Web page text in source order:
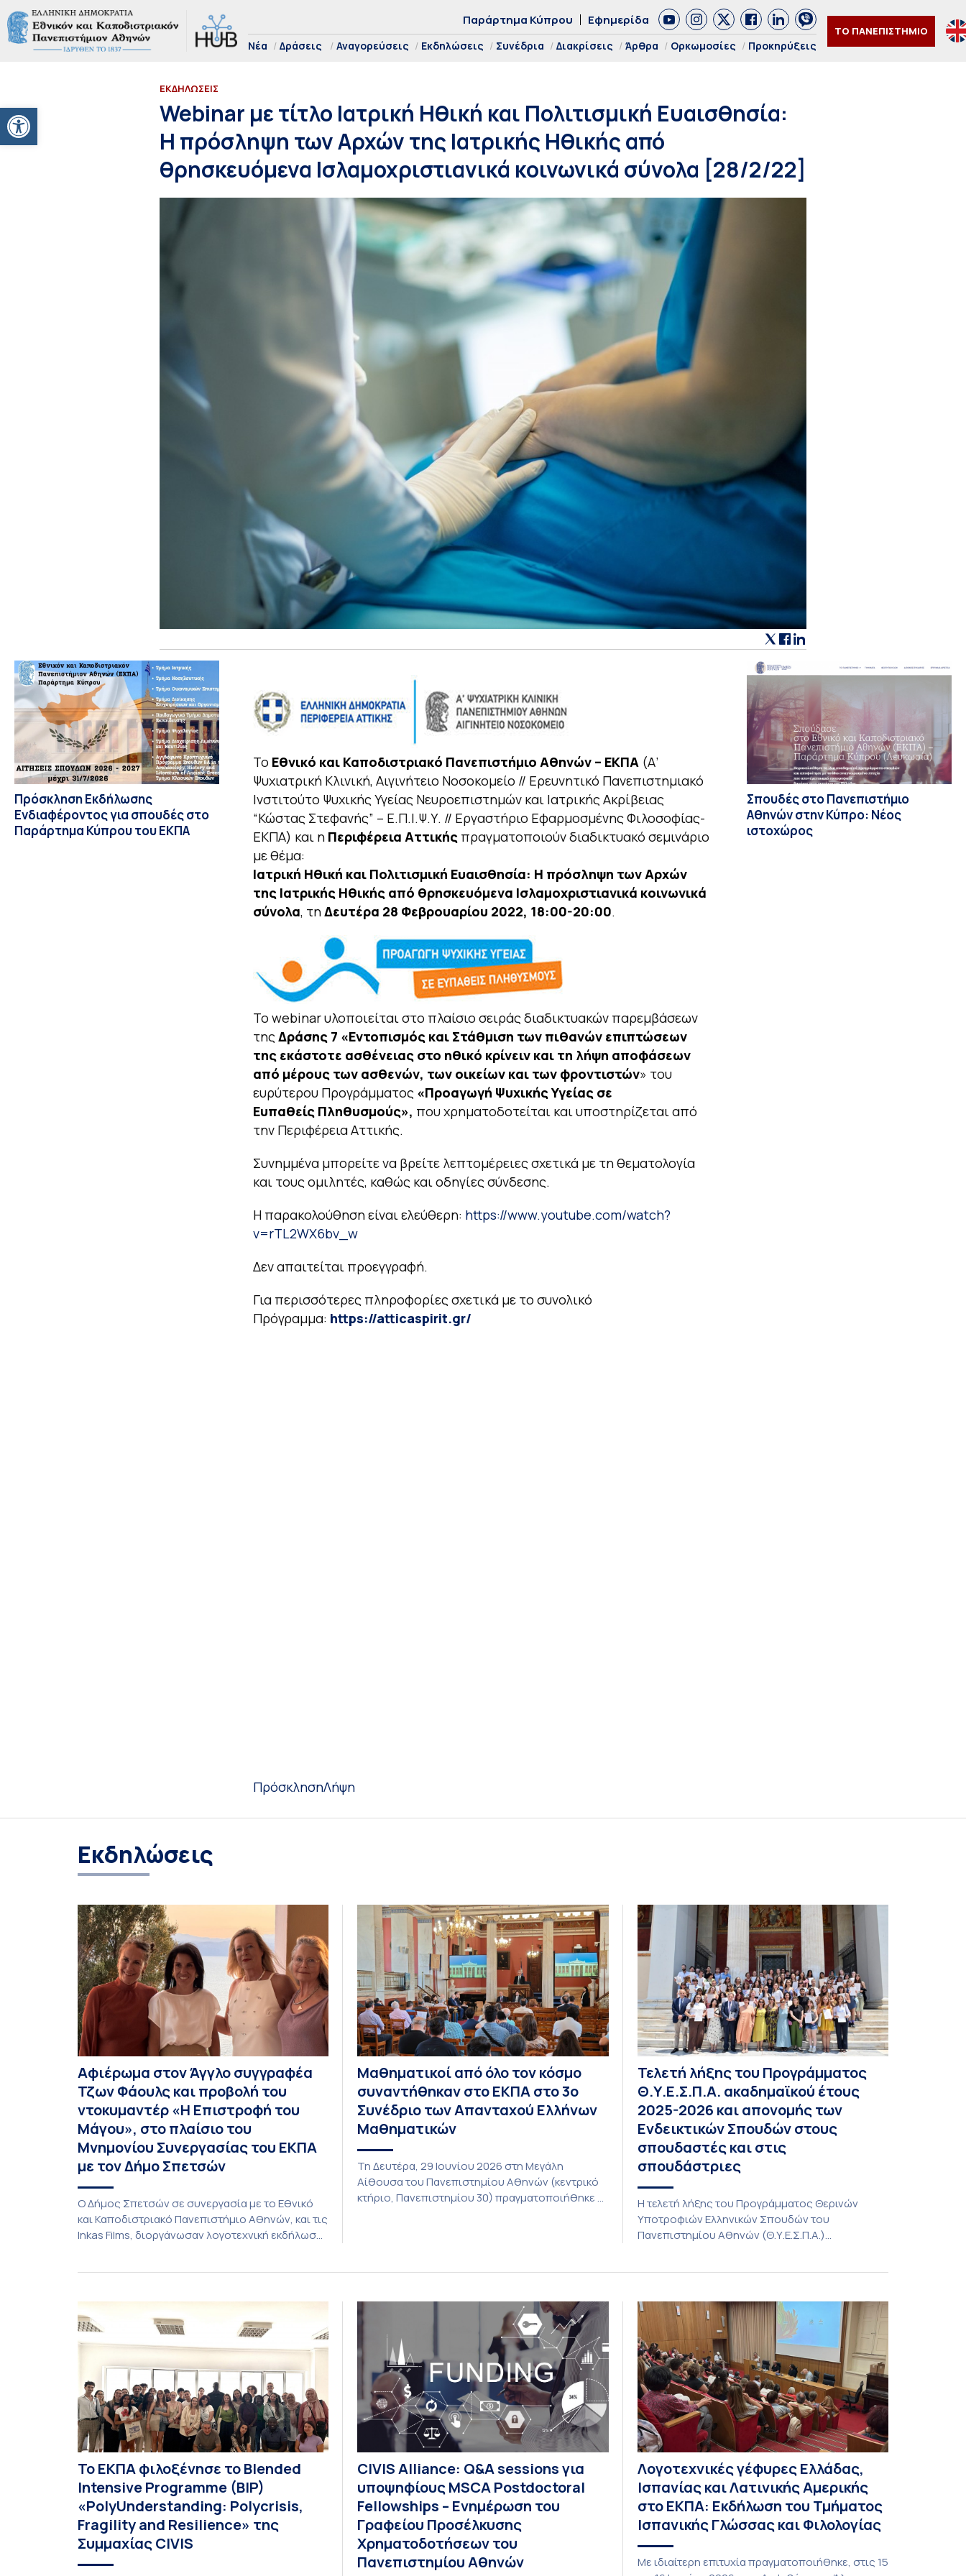
Ανοίξτε τη γραμμή εργαλείων
Παράρτημα Κύπρου Εφημερίδα
Νέα Δράσεις Αναγορεύσεις Εκδηλώσεις Συνέδρια Διακρίσεις Άρθρα Ορκωμοσίες Προκηρύξεις
ΤΟ ΠΑΝΕΠΙΣΤΗΜΙΟ
ΕΚΔΗΛΩΣΕΙΣ
Webinar με τίτλο Ιατρική Ηθική και Πολιτισμική Ευαισθησία:
Η πρόσληψη των Αρχών της Ιατρικής Ηθικής από
θρησκευόμενα Ισλαμοχριστιανικά κοινωνικά σύνολα [28/2/22]
Πρόσκληση Εκδήλωσης
Ενδιαφέροντος για σπουδές στο
Παράρτημα Κύπρου του ΕΚΠΑ
Το Εθνικό και Καποδιστριακό Πανεπιστήμιο Αθηνών – ΕΚΠΑ(Α’
Ψυχιατρική Κλινική, Αιγινήτειο Νοσοκομείο // Ερευνητικό Πανεπιστημιακό
Ινστιτούτο Ψυχικής Υγείας Νευροεπιστημών και Ιατρικής Ακρίβειας
“Κώστας Στεφανής” – Ε.Π.Ι.Ψ.Υ. // Εργαστήριο Εφαρμοσμένης Φιλοσοφίας-
ΕΚΠΑ) και η Περιφέρεια Αττικής πραγματοποιούν διαδικτυακό σεμινάριο
με θέμα:
Ιατρική Ηθική και Πολιτισμική Ευαισθησία: Η πρόσληψη των Αρχών
της Ιατρικής Ηθικής από θρησκευόμενα Ισλαμοχριστιανικά κοινωνικά
σύνολα, τηΔευτέρα 28 Φεβρουαρίου 2022, 18:00-20:00.
Το webinar υλοποιείται στο πλαίσιο σειράς διαδικτυακών παρεμβάσεων
τηςΔράσης 7 «Εντοπισμός και Στάθμιση των πιθανών επιπτώσεων
της εκάστοτε ασθένειας στο ηθικό κρίνειν και τη λήψη αποφάσεων
από μέρους των ασθενών, των οικείων και των φροντιστών» του
ευρύτερου Προγράμματος «Προαγωγή Ψυχικής Υγείας σε
Ευπαθείς Πληθυσμούς», που χρηματοδοτείται και υποστηρίζεται από
την Περιφέρεια Αττικής.
Συνημμένα μπορείτε να βρείτε λεπτομέρειες σχετικά με τη θεματολογία
και τους ομιλητές, καθώς και οδηγίες σύνδεσης.
Η παρακολούθηση είναι ελεύθερη: https://www.youtube.com/watch?
v=rTL2WX6bv_w
Δεν απαιτείται προεγγραφή.
Για περισσότερες πληροφορίες σχετικά με το συνολικό
Πρόγραμμα: https://atticaspirit.gr/
ΠρόσκλησηΛήψη
Σπουδές στο Πανεπιστήμιο
Αθηνών στην Κύπρο: Νέος
ιστοχώρος
Εκδηλώσεις
Αφιέρωμα στον Άγγλο συγγραφέα
Τζων Φάουλς και προβολή του
ντοκυμαντέρ «Η Επιστροφή του
Μάγου», στο πλαίσιο του
Μνημονίου Συνεργασίας του ΕΚΠΑ
με τον Δήμο Σπετσών
Ο Δήμος Σπετσών σε συνεργασία με το Εθνικό
και Καποδιστριακό Πανεπιστήμιο Αθηνών, και τις
Inkas Films, διοργάνωσαν λογοτεχνική εκδήλωση
επιστροφή του Μάγου». Η εκδήλωση
διοργανώθηκε στο πλαίσιο της συνεργασίας του
Δήμου Σπετσών και του Εθνικού και
Καποδιστριακού […]
Μαθηματικοί από όλο τον κόσμο
συναντήθηκαν στο ΕΚΠΑ στο 3ο
Συνέδριο των Απανταχού Ελλήνων
Μαθηματικών
Τη Δευτέρα, 29 Ιουνίου 2026 στη Μεγάλη
Αίθουσα του Πανεπιστημίου Αθηνών (κεντρικό
κτήριο, Πανεπιστημίου 30) πραγματοποιήθηκε η
Στατιστικής όλων των Πανεπιστημίων της
πραγματοποιήθηκε υπό την αιγίδα […]
Τελετή λήξης του Προγράμματος
Θ.Υ.Ε.Σ.Π.Α. ακαδημαϊκού έτους
2025-2026 και απονομής των
Ενδεικτικών Σπουδών στους
σπουδαστές και στις
σπουδάστριες
Η τελετή λήξης του Προγράμματος Θερινών
Υποτροφιών Ελληνικών Σπουδών του
Πανεπιστημίου Αθηνών (Θ.Υ.Ε.Σ.Π.Α.)
Πέμπτη 9 Ιουλίου 2026 στη Μεγάλη Αίθουσα του
Πανεπιστημίου Αθηνών. Την προσφώνηση
πραγματοποίησε η Αντιπρύτανις Ακαδημαϊκών,
Διεθνών Σχέσεων και Εξωστρέφειας, καθηγήτρια
Σοφία Παπαϊωάννου. Χαιρετισμούς απήθυναν
οι: − Αναπληρωτής […]
Το ΕΚΠΑ φιλοξένησε το Blended
Intensive Programme (BIP)
«PolyUnderstanding: Polycrisis,
Fragility and Resilience» της
Συμμαχίας CIVIS
CIVIS Alliance: Q&A sessions για
υποψηφίους MSCA Postdoctoral
Fellowships – Ενημέρωση του
Γραφείου Προσέλκυσης
Χρηματοδοτήσεων του
Πανεπιστημίου Αθηνών
Λογοτεχνικές γέφυρες Ελλάδας,
Ισπανίας και Λατινικής Αμερικής
στο ΕΚΠΑ: Εκδήλωση του Τμήματος
Ισπανικής Γλώσσας και Φιλολογίας
Με ιδιαίτερη επιτυχία πραγματοποιήθηκε, στις 15